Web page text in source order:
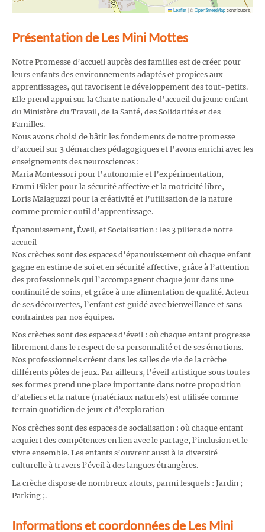
Leaflet|©OpenStreetMapcontributors
Présentation de Les Mini Mottes
Notre Promesse d’accueil auprès des familles est de créer pour
leurs enfants des environnements adaptés et propices aux
apprentissages, qui favorisent le développement des tout-petits.
Elle prend appui sur la Charte nationale d’accueil du jeune enfant
du Ministère du Travail, de la Santé, des Solidarités et des
Familles.
Nous avons choisi de bâtir les fondements de notre promesse
d’accueil sur 3 démarches pédagogiques et l’avons enrichi avec les
enseignements des neurosciences :
Maria Montessori pour l’autonomie et l’expérimentation,
Emmi Pikler pour la sécurité affective et la motricité libre,
Loris Malaguzzi pour la créativité et l’utilisation de la nature
comme premier outil d’apprentissage.
Épanouissement, Éveil, et Socialisation : les 3 piliers de notre
accueil
Nos crèches sont des espaces d’épanouissement où chaque enfant
gagne en estime de soi et en sécurité affective, grâce à l’attention
des professionnels qui l’accompagnent chaque jour dans une
continuité de soins, et grâce à une alimentation de qualité. Acteur
de ses découvertes, l’enfant est guidé avec bienveillance et sans
contraintes par nos équipes.
Nos crèches sont des espaces d’éveil : où chaque enfant progresse
librement dans le respect de sa personnalité et de ses émotions.
Nos professionnels créent dans les salles de vie de la crèche
différents pôles de jeux. Par ailleurs, l’éveil artistique sous toutes
ses formes prend une place importante dans notre proposition
d’ateliers et la nature (matériaux naturels) est utilisée comme
terrain quotidien de jeux et d’exploration
Nos crèches sont des espaces de socialisation : où chaque enfant
acquiert des compétences en lien avec le partage, l’inclusion et le
vivre ensemble. Les enfants s’ouvrent aussi à la diversité
culturelle à travers l’éveil à des langues étrangères.
La crèche dispose de nombreux atouts, parmi lesquels : Jardin ;
Parking ;.
Informations et coordonnées de Les Mini